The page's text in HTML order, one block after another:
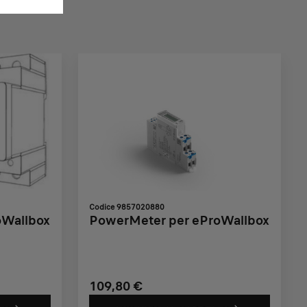
Codice 9857020880
PowerMeter per eProWallbox
109,80 €